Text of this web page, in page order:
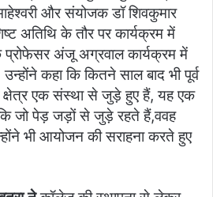
और संयोजक डॉ शिवकुमार
अतिथि के तौर पर कार्यक्रम में
प्रोफेसर अंजू अग्रवाल कार्यक्रम में
कहा कि कितने साल बाद भी पूर्व
क्षेत्र एक संस्था से जुड़े हुए हैं, यह एक
जो पेड़ जड़ों से जुड़े रहते हैं,ववह
भी आयोजन की सराहना करते हुए